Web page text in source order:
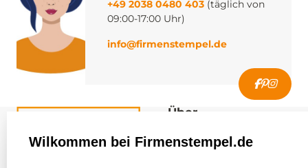
+49 2038 0480 403 (täglich von
09:00-17:00 Uhr)
info@firmenstempel.de
Über
Über uns
Wilkommen bei Firmenstempel.de